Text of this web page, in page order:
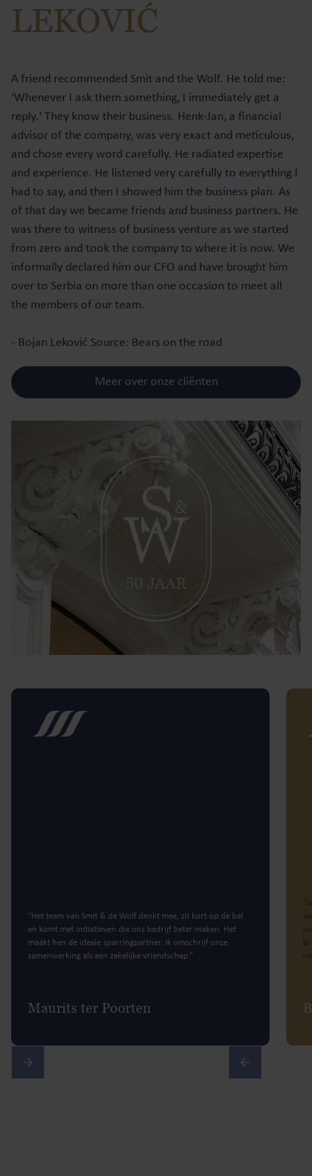
LEKOVIĆ
A friend recommended Smit and the Wolf. He told me:
‘Whenever I ask them something, I immediately get a
reply.' They know their business. Henk-Jan, a financial
advisor of the company, was very exact and meticulous,
and chose every word carefully. He radiated expertise
and experience. He listened very carefully to everything I
had to say, and then I showed him the business plan. As
of that day we became friends and business partners. He
was there to witness of business venture as we started
from zero and took the company to where it is now. We
informally declared him our CFO and have brought him
over to Serbia on more than one occasion to meet all
the members of our team.
- Bojan Leković Source: Bears on the road
Meer over onze cliënten
“Het team van Smit & de Wolf denkt mee, zit kort op de bal
en komt met initiatieven die ons bedrijf beter maken. Het
maakt hen de ideale sparringpartner. Ik omschrijf onze
samenwerking als een zakelijke vriendschap.”
Maurits ter Poorten